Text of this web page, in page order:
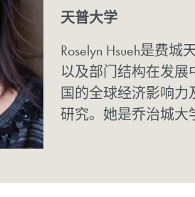
天普大学
Roselyn Hsueh是费
以及部门结构在发
国的全球经济影响
研究。她是乔治城大